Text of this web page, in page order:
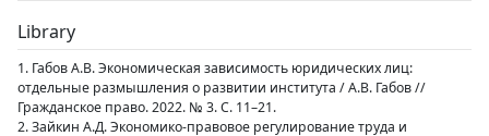
Library
1. Габов А.В. Экономическая зависимость юридических лиц:
отдельные размышления о развитии института / А.В. Габов //
Гражданское право. 2022. № 3. С. 11–21.
2. Зайкин А.Д. Экономико-правовое регулирование труда и